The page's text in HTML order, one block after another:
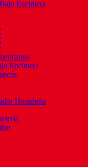
Encimera
Encimera
Hostelería